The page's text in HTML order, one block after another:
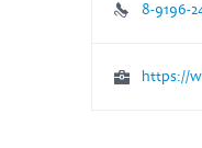
8-9196-
https://